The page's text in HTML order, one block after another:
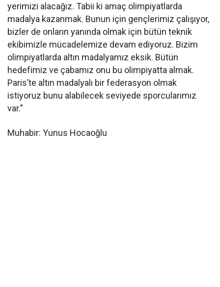
yerimizi alacağız. Tabii ki amaç olimpiyatlarda
madalya kazanmak. Bunun için gençlerimiz çalışıyor,
bizler de onların yanında olmak için bütün teknik
ekibimizle mücadelemize devam ediyoruz. Bizim
olimpiyatlarda altın madalyamız eksik. Bütün
hedefimiz ve çabamız onu bu olimpiyatta almak.
Paris’te altın madalyalı bir federasyon olmak
istiyoruz bunu alabilecek seviyede sporcularımız
var.”
Muhabir: Yunus Hocaoğlu